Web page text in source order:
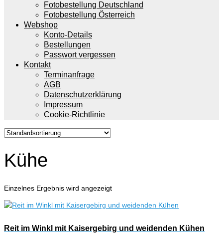
Fotobestellung Deutschland
Fotobestellung Österreich
Webshop
Konto-Details
Bestellungen
Passwort vergessen
Kontakt
Terminanfrage
AGB
Datenschutzerklärung
Impressum
Cookie-Richtlinie
Kühe
Einzelnes Ergebnis wird angezeigt
Reit im Winkl mit Kaisergebirg und weidenden Kühen